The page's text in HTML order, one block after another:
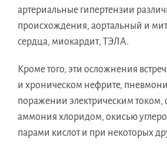
артериальные гипертензии
происхождения, аортальный и
сердца, миокардит, ТЭЛА.
Кроме того, эти осложнения
и хроническом нефрите,
поражении электрическим током,
аммония хлоридом, окисью
парами кислот и при некоторых